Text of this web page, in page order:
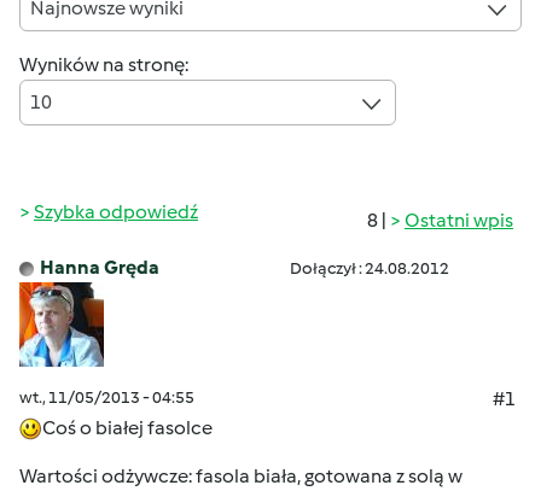
Najnowsze wyniki
Wyników na stronę:
10
8 | Ostatni wpis
Szybka odpowiedź
Hanna Gręda Dołączył : 24.08.2012
wt., 11/05/2013 - 04:55
#1
Coś o białej fasolce
Wartości odżywcze: fasola biała, gotowana z solą w